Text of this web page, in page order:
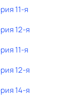
11-я
12-я
11-я
12-я
14-я